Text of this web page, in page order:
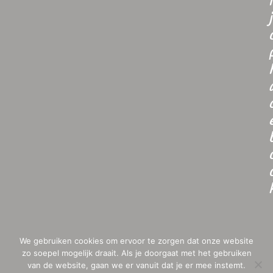
j
We gebruiken cookies om ervoor te zorgen dat onze website
zo soepel mogelijk draait. Als je doorgaat met het gebruiken
van de website, gaan we er vanuit dat je er mee instemt.